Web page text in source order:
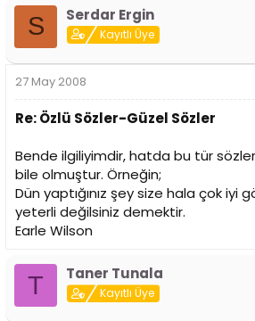
S Serdar Ergin
Kayıtlı Üye
27 May 2008
Re: Özlü Sözler-Güzel Sözler
Bende ilgiliyimdir, hatda bu tür
bile olmuştur. Örneğin;
Dün yaptığınız şey size hala çok iyi
yeterli değilsiniz demektir.
Earle Wilson
T Taner Tunala
Kayıtlı Üye